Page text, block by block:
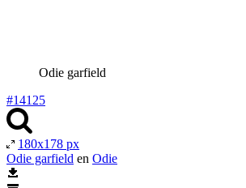
Odie garfield
#14125
180x178 px
Odie garfield en Odie